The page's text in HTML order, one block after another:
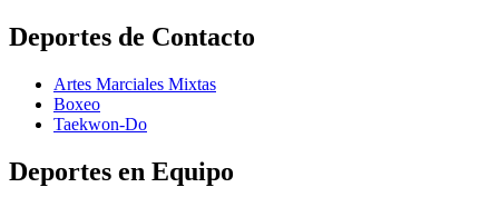
Deportes de Contacto
Artes Marciales Mixtas
Boxeo
Taekwon-Do
Deportes en Equipo